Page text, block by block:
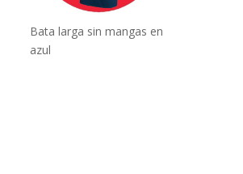
Bata larga sin mangas en
azul